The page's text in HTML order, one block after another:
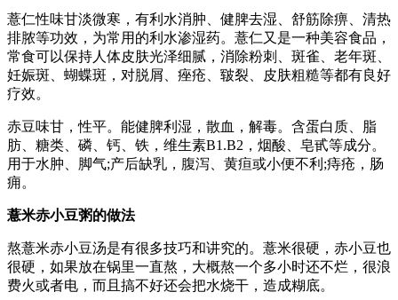
薏仁性味甘淡微寒，有利水消肿、健脾去湿、舒筋除痹、清热
排脓等功效，为常用的利水渗湿药。薏仁又是一种美容食品，
常食可以保持人体皮肤光泽细腻，消除粉刺、斑雀、老年斑、
妊娠斑、蝴蝶斑，对脱屑、痤疮、皲裂、皮肤粗糙等都有良好
疗效。
赤豆味甘，性平。能健脾利湿，散血，解毒。含蛋白质、脂
肪、糖类、磷、钙、铁，维生素B1.B2，烟酸、皂甙等成分。
用于水肿、脚气;产后缺乳，腹泻、黄疸或小便不利;痔疮，肠
痈。
薏米赤小豆粥的做法
熬薏米赤小豆汤是有很多技巧和讲究的。薏米很硬，赤小豆也
很硬，如果放在锅里一直熬，大概熬一个多小时还不烂，很浪
费火或者电，而且搞不好还会把水烧干，造成糊底。